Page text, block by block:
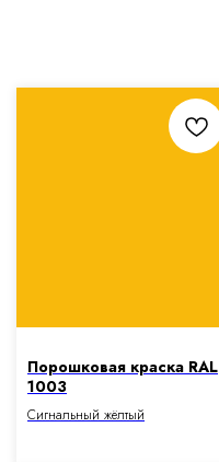
Порошковая краска RAL
1003
Сигнальный жёлтый